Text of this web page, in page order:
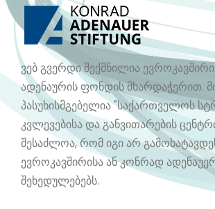
ვებ გვერდი შექმნილია
ადენაურის ფონდის მხარდაჭერით.
პასუხისმგებელია "საქართველოს
კვლევებისა და განვითარების
შესაძლოა, რომ იგი არ
ევროკავშირისა ან კონრად
შეხედულებებს.